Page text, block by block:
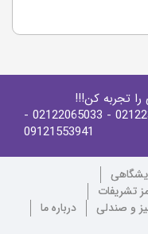
را تجربه کن!!!
- 02122065033
-
09121553941
تشریفات
و صندلی
درباره ما